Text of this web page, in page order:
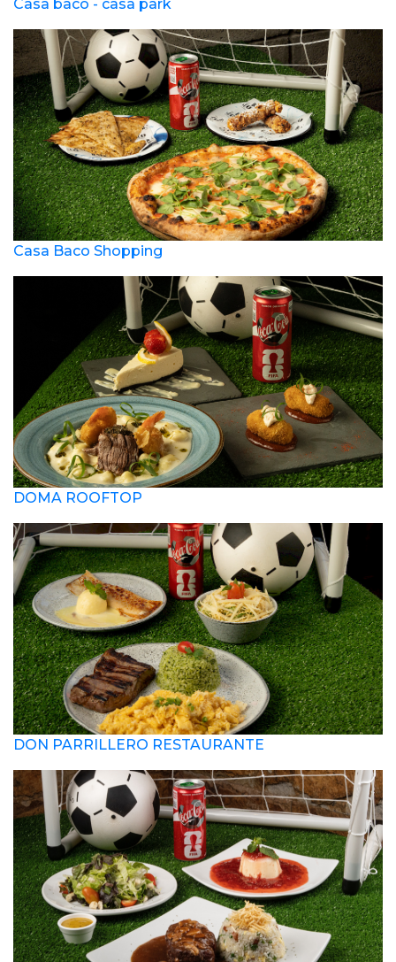
Casa baco - casa park
Casa Baco Shopping
DOMA ROOFTOP
DON PARRILLERO RESTAURANTE